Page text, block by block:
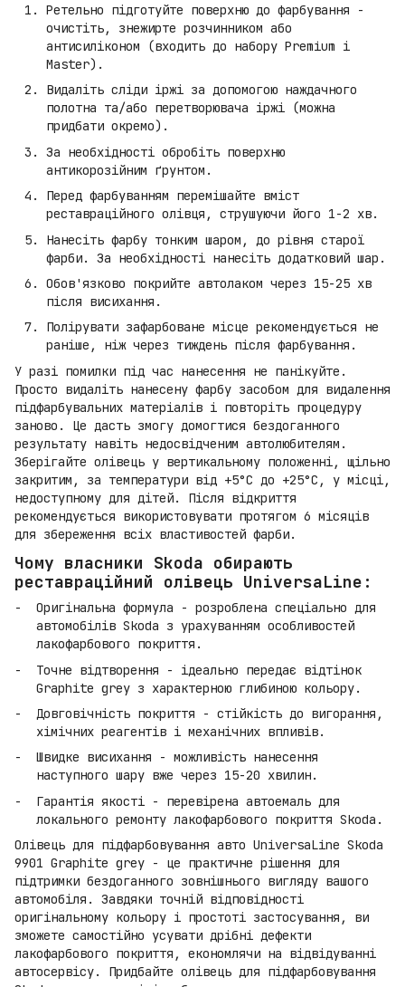
Ретельно підготуйте поверхню до фарбування -
очистіть, знежирте розчинником або
антисиліконом (входить до набору Premium і
Master).
Видаліть сліди іржі за допомогою наждачного
полотна та/або перетворювача іржі (можна
придбати окремо).
За необхідності обробіть поверхню
антикорозійним ґрунтом.
Перед фарбуванням перемішайте вміст
реставраційного олівця, струшуючи його 1-2 хв.
Нанесіть фарбу тонким шаром, до рівня старої
фарби. За необхідності нанесіть додатковий шар.
Обов'язково покрийте автолаком через 15-25 хв
після висихання.
Полірувати зафарбоване місце рекомендується не
раніше, ніж через тиждень після фарбування.
У разі помилки під час нанесення не панікуйте.
Просто видаліть нанесену фарбу засобом для видалення
підфарбувальних матеріалів і повторіть процедуру
заново. Це дасть змогу домогтися бездоганного
результату навіть недосвідченим автолюбителям.
Зберігайте олівець у вертикальному положенні, щільно
закритим, за температури від +5°C до +25°C, у місці,
недоступному для дітей. Після відкриття
рекомендується використовувати протягом 6 місяців
для збереження всіх властивостей фарби.
Чому власники Skoda обирають
реставраційний олівець UniversaLine:
Оригінальна формула - розроблена спеціально для
автомобілів Skoda з урахуванням особливостей
лакофарбового покриття.
Точне відтворення - ідеально передає відтінок
Graphite grey з характерною глибиною кольору.
Довговічність покриття - стійкість до вигорання,
хімічних реагентів і механічних впливів.
Швидке висихання - можливість нанесення
наступного шару вже через 15-20 хвилин.
Гарантія якості - перевірена автоемаль для
локального ремонту лакофарбового покриття Skoda.
Олівець для підфарбовування авто UniversaLine Skoda
9901 Graphite grey - це практичне рішення для
підтримки бездоганного зовнішнього вигляду вашого
автомобіля. Завдяки точній відповідності
оригінальному кольору і простоті застосування, ви
зможете самостійно усувати дрібні дефекти
лакофарбового покриття, економлячи на відвідуванні
автосервісу. Придбайте олівець для підфарбовування